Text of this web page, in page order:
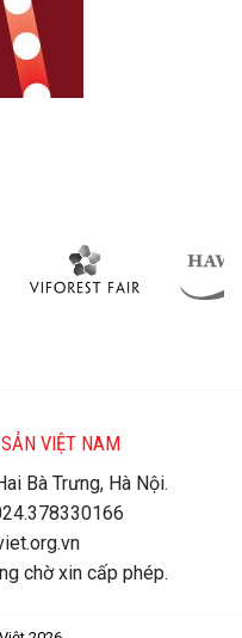
VIỆT NAM
Bà Trưng, Hà Nội.
chờ xin cấp phép.